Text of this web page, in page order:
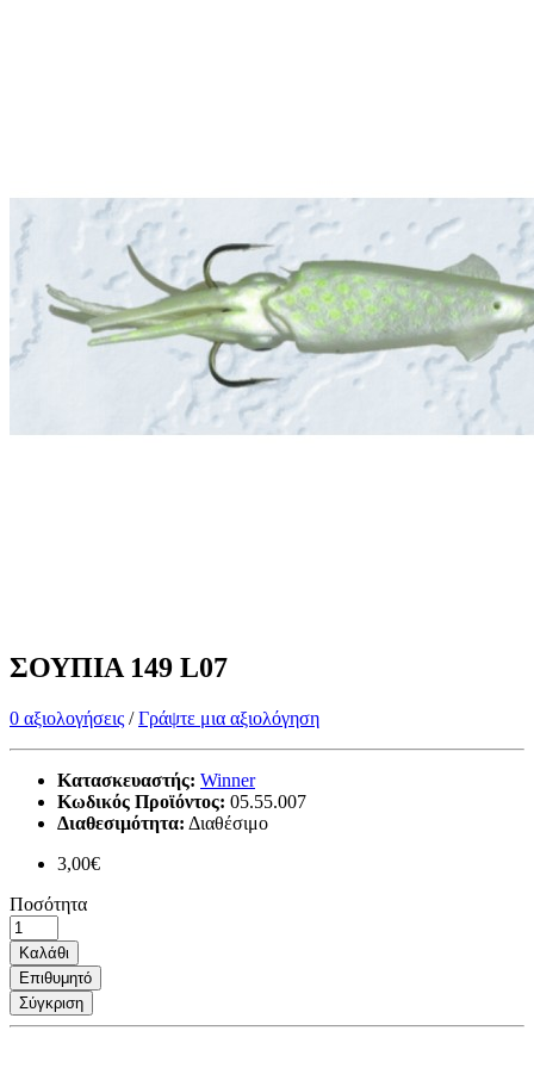
ΣΟΥΠΙΑ 149 L07
0 αξιολογήσεις /Γράψτε μια αξιολόγηση
Κατασκευαστής: Winner
Κωδικός Προϊόντος: 05.55.007
Διαθεσιμότητα: Διαθέσιμο
3,00€
Ποσότητα
Καλάθι
Επιθυμητό
Σύγκριση